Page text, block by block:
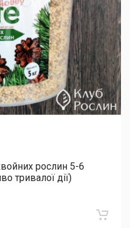
рослин 5-6
тривалої дії)